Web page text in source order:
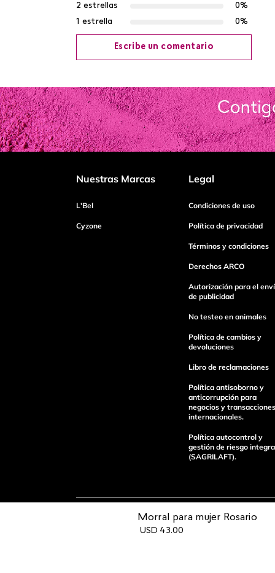
Morral para mujer Rosario
USD 43.00
2 estrellas
0%
1 estrella
0%
Escribe un comentario
Agregar comentario
Título
Tu nombre
Nuestras Marcas
L'Bel
Cyzone
Legal
Condiciones de uso
Política de privacidad
Términos y condiciones
Derechos ARCO
Autorización para el
de publicidad
No testeo en animales
Política de cambios y
devoluciones
Libro de reclamaciones
Política antisoborno y
anticorrupción para
negocios y transacciones
internacionales.
Política autocontrol y
gestión de riesgo
(SAGRILAFT).
Pagos 100%
Entregas a todo